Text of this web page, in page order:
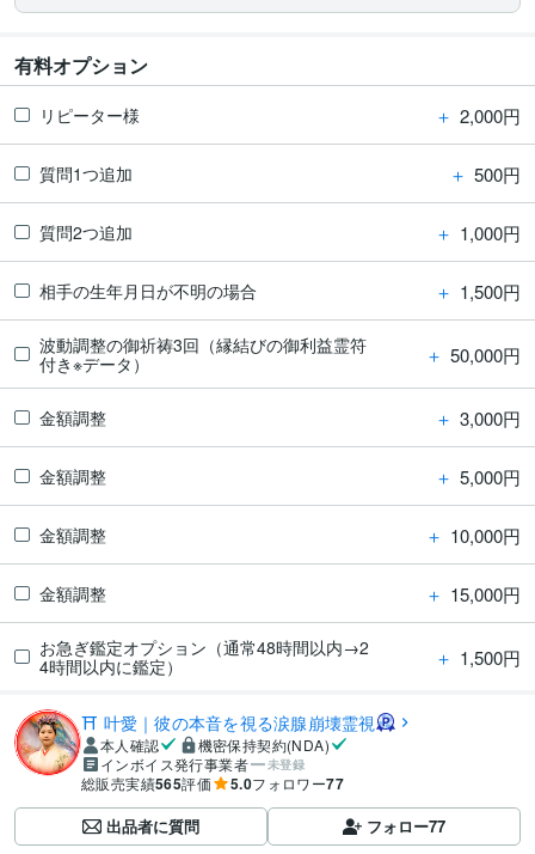
有料オプション
リピーター様 ＋ 2,000円
質問1つ追加 ＋ 500円
質問2つ追加 ＋ 1,000円
相手の生年月日が不明の場合 ＋ 1,500円
波動調整の御祈祷3回（縁結びの御利益霊符
付き※データ）
＋ 50,000円
金額調整 ＋ 3,000円
金額調整 ＋ 5,000円
金額調整 ＋ 10,000円
金額調整 ＋ 15,000円
お急ぎ鑑定オプション（通常48時間以内→2
4時間以内に鑑定）
＋ 1,500円
⛩️ 叶愛｜彼の本音を視る涙腺崩壊霊視
本人確認
機密保持契約(NDA)
インボイス発行事業者
未登録
総販売実績565評価 5.0フォロワー77
出品者に質問 フォロー77